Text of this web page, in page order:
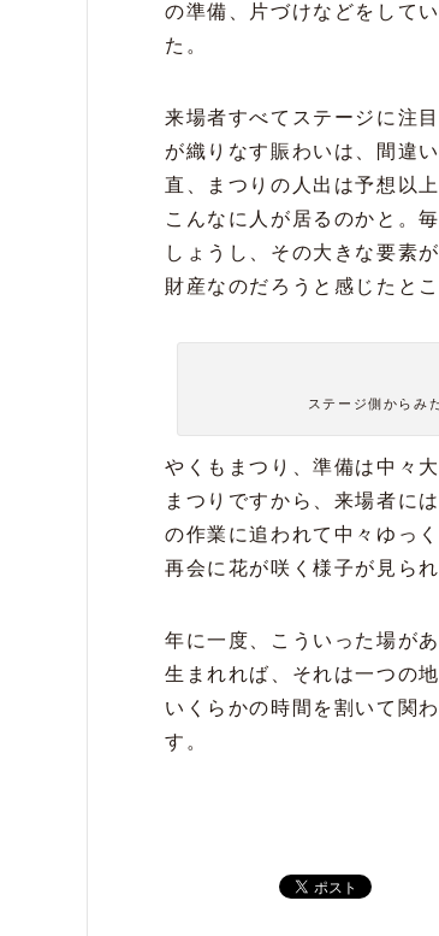
の準備、片づけなどをして
た。
来場者すべてステージに注
が織りなす賑わいは、間違
直、まつりの人出は予想以
こんなに人が居るのかと。
しょうし、その大きな要素
財産なのだろうと感じたとこ
ステージ側からみ
やくもまつり、準備は中々
まつりですから、来場者に
の作業に追われて中々ゆっ
再会に花が咲く様子が見られ
年に一度、こういった場が
生まれれば、それは一つの
いくらかの時間を割いて関
す。